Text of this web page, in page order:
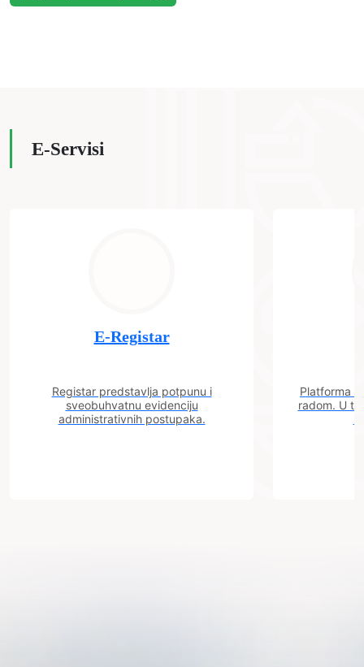
E-Servisi
E-Registar
Registar predstavlja potpunu i
sveobuhvatnu evidenciju
administrativnih postupaka.
Platforma
radom. U